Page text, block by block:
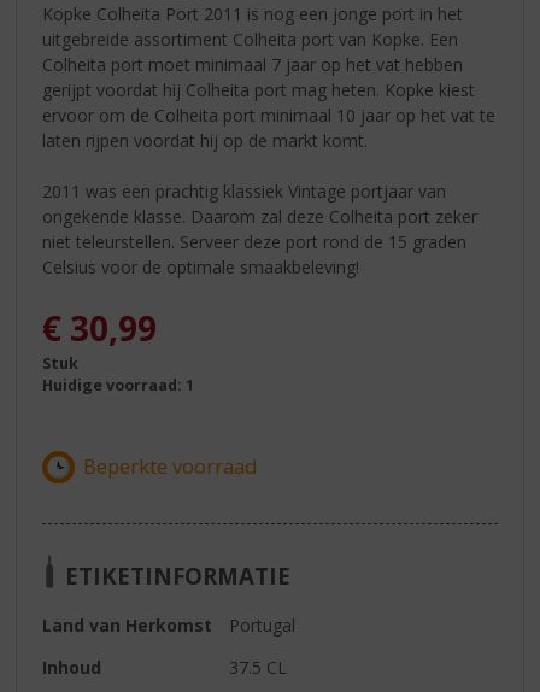
Kopke Colheita Port 2011 is nog een jonge port in het
uitgebreide assortiment Colheita port van Kopke. Een
Colheita port moet minimaal 7 jaar op het vat hebben
gerijpt voordat hij Colheita port mag heten. Kopke kiest
ervoor om de Colheita port minimaal 10 jaar op het vat te
laten rijpen voordat hij op de markt komt.
2011 was een prachtig klassiek Vintage portjaar van
ongekende klasse. Daarom zal deze Colheita port zeker
niet teleurstellen. Serveer deze port rond de 15 graden
Celsius voor de optimale smaakbeleving!
€ 30,99
Stuk
Huidige voorraad: 1
ETIKETINFORMATIE
Land van Herkomst
Portugal
Inhoud
37.5 CL